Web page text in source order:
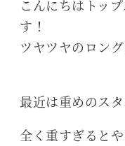
こんにちはトッ
す！
ツヤツヤのロン
最近は重めのス
全く重すぎると